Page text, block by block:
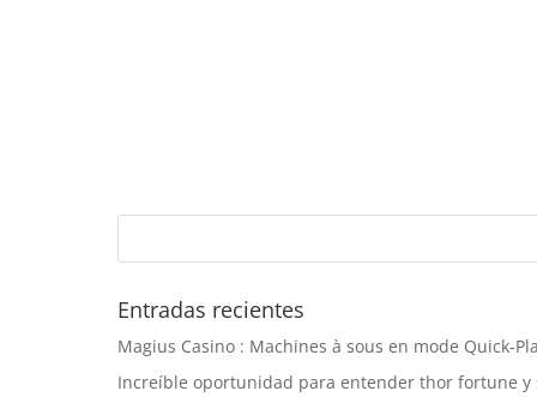
Entradas recientes
Magius Casino : Machines à sous en mode
Increíble oportunidad para entender thor fortune y